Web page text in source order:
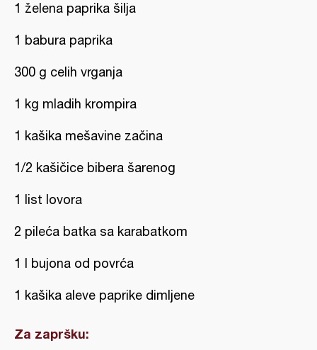
1 želena paprika šilja
1 babura paprika
300 g celih vrganja
1 kg mladih krompira
1 kašika mešavine začina
1/2 kašičice bibera šarenog
1 list lovora
2 pileća batka sa karabatkom
1 l bujona od povrća
1 kašika aleve paprike dimljene
Za zapršku: